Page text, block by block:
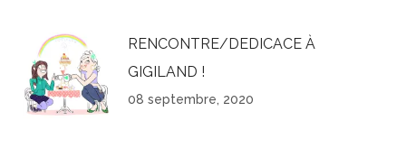
RENCONTRE/DEDICACE À
GIGILAND !
08 septembre, 2020